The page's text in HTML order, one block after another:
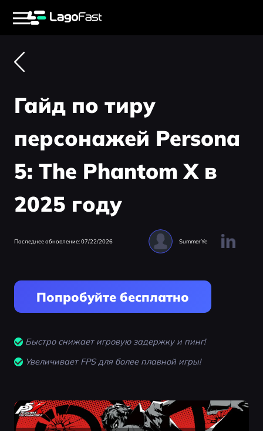
Гайд по тиру
персонажей Persona
5: The Phantom X в
2025 году
Последнее обновление: 07/22/2026 Summer Ye
Попробуйте бесплатно
Быстро снижает игровую задержку и пинг!
Увеличивает FPS для более плавной игры!